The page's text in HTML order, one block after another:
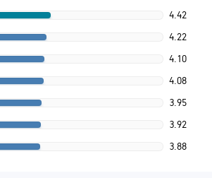
4.42
4.22
4.10
4.08
3.95
3.92
3.88